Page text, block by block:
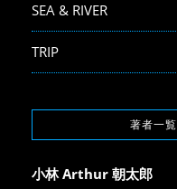
SEA & RIVER
TRIP
著者一覧
小林 Arthur 朝太郎